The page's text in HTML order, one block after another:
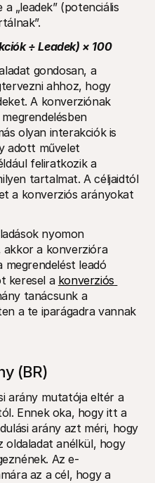
a „leadek” (potenciális
÷ Leadek) × 100
gondosan, a
ahhoz, hogy
A konverziónak
olyan interakciók is
adott művelet
feliratkozik a
tartalmat. A céljaidtól
a konverziós arányokat
nyomon
a konverzióra
leadó
keresel a konverziós
tanácsunk a
a te iparágadra vannak
(BR)
arány mutatója eltér a
Ennek oka, hogy itt a
arány azt méri, hogy
oldaladat anélkül, hogy
Az e-
az a cél, hogy a